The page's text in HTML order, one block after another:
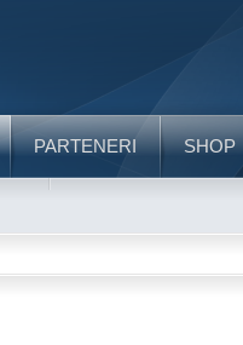
PARTENERI SHOP